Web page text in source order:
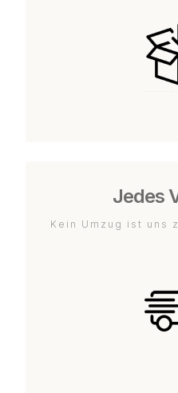
Jedes
Kein Umzug ist uns